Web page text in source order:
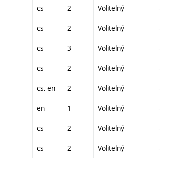
cs 2 Volitelný -
cs 2 Volitelný -
cs 3 Volitelný -
cs 2 Volitelný -
cs, en 2 Volitelný -
en 1 Volitelný -
cs 2 Volitelný -
cs 2 Volitelný -